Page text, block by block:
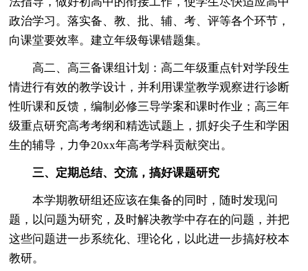
政治学习。落实备、教、批、辅、考、评等各个环节，
向课堂要效率。建立年级每课错题集。
高二、高三备课组计划：高二年级重点针对学段生
情进行有效的教学设计，并利用课堂教学观察进行诊断
性听课和反馈，编制必修三导学案和课时作业；高三年
级重点研究高考考纲和精选试题上，抓好尖子生和学困
生的辅导，力争20xx年高考学科贡献突出。
三、定期总结、交流，搞好课题研究
本学期教研组还应该在集备的同时，随时发现问
题，以问题为研究，及时解决教学中存在的问题，并把
这些问题进一步系统化、理论化，以此进一步搞好校本
教研。